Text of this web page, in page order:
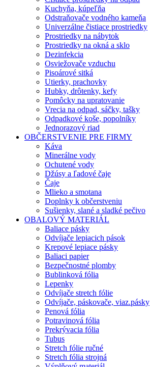
Kuchyňa, kúpeľňa
Odstraňovače vodného kameňa
Univerzálne čistiace prostriedky
Prostriedky na nábytok
Prostriedky na okná a sklo
Dezinfekcia
Osviežovače vzduchu
Pisoárové sitká
Utierky, prachovky
Hubky, drôtenky, kefy
Pomôcky na upratovanie
Vrecia na odpad, sáčky, tašky
Odpadkové koše, popolníky
Jednorazový riad
OBČERSTVENIE PRE FIRMY
Káva
Minerálne vody
Ochutené vody
Džúsy a ľadové čaje
Čaje
Mlieko a smotana
Doplnky k občerstveniu
Sušienky, slané a sladké pečivo
OBALOVÝ MATERIÁL
Baliace pásky
Odvíjače lepiacich pások
Krepové lepiace pásky
Baliaci papier
Bezpečnostné plomby
Bublinková fólia
Lepenky
Odvíjače stretch fólie
Odvíjače, páskovače, viaz.pásky
Penová fólia
Potravinová fólia
Prekrývacia fólia
Tubus
Stretch fólie ručné
Stretch fólia strojná